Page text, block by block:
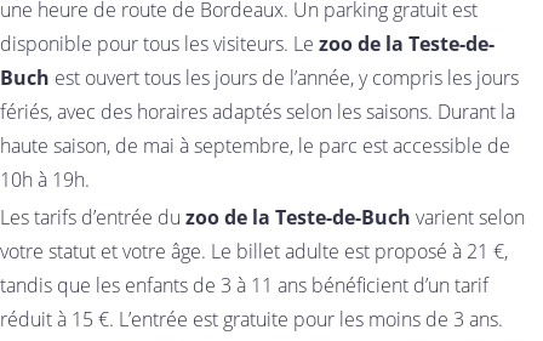
une heure de route de Bordeaux. Un parking gratuit est
disponible pour tous les visiteurs. Le zoo de la Teste-de-
Buch est ouvert tous les jours de l’année, y compris les jours
fériés, avec des horaires adaptés selon les saisons. Durant la
haute saison, de mai à septembre, le parc est accessible de
10h à 19h.
Les tarifs d’entrée du zoo de la Teste-de-Buch varient selon
votre statut et votre âge. Le billet adulte est proposé à 21 €,
tandis que les enfants de 3 à 11 ans bénéficient d’un tarif
réduit à 15 €. L’entrée est gratuite pour les moins de 3 ans.